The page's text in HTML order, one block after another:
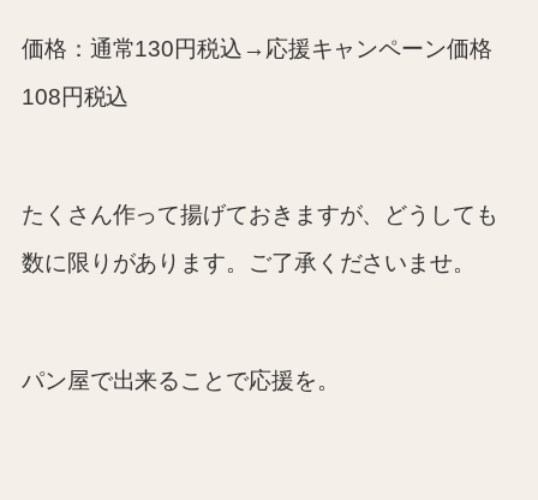
価格：通常130円税込→応援キャンペーン価格
108円税込
たくさん作って揚げておきますが、どうしても
数に限りがあります。ご了承くださいませ。
パン屋で出来ることで応援を。